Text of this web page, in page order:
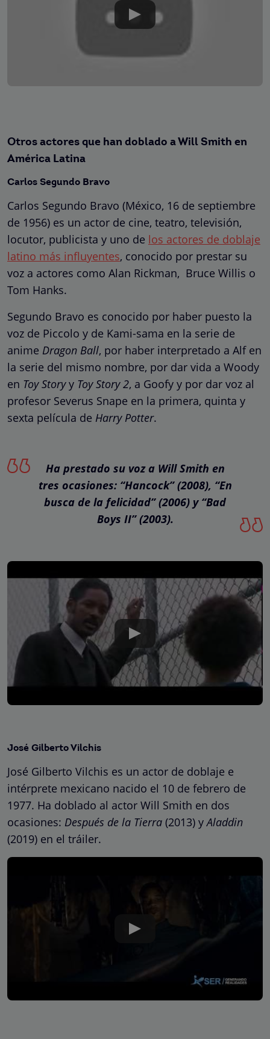
Otros actores que han doblado a Will Smith en
América Latina
Carlos Segundo Bravo
Carlos Segundo Bravo (México, 16 de septiembre
de 1956) es un actor de cine, teatro, televisión,
locutor, publicista y uno de los actores de doblaje
latino más influyentes, conocido por prestar su
voz a actores como Alan Rickman, Bruce Willis o
Tom Hanks.
Segundo Bravo es conocido por haber puesto la
voz de Piccolo y de Kami-sama en la serie de
anime Dragon Ball, por haber interpretado a Alf en
la serie del mismo nombre, por dar vida a Woody
en Toy Storyy Toy Story 2, a Goofy y por dar voz al
profesor Severus Snape en la primera, quinta y
sexta película de Harry Potter.
Ha prestado su voz a Will Smith en
tres ocasiones: “Hancock” (2008), “En
busca de la felicidad” (2006) y “Bad
Boys II” (2003).
José Gilberto Vilchis
José Gilberto Vilchis es un actor de doblaje e
intérprete mexicano nacido el 10 de febrero de
1977. Ha doblado al actor Will Smith en dos
ocasiones: Después de la Tierra (2013) yAladdin
(2019) en el tráiler.